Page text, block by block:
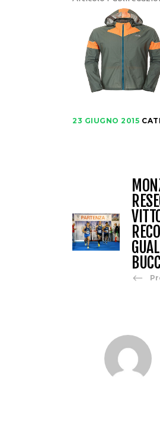
23 GIUGNO 2015